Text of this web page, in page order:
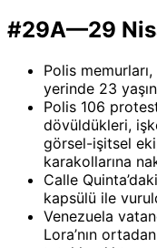
#29A—29
Polis
yerinde 23
Polis 106
dövüldükleri,
görsel-işitsel
karakollarına
Calle
kapsülü ile
Venezuela
Lora’nın